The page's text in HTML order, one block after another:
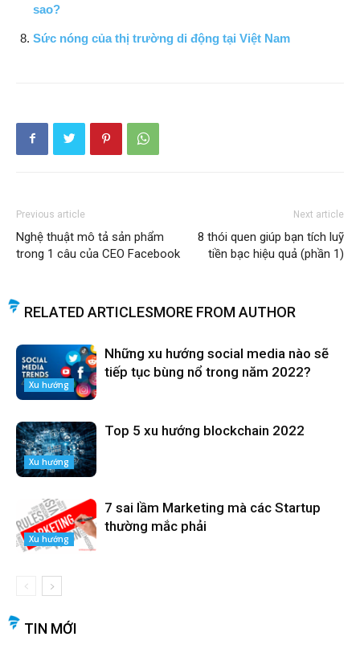
sao?
Sức nóng của thị trường di động tại Việt Nam
Previous article
Nghệ thuật mô tả sản phẩm
trong 1 câu của CEO Facebook
Next article
8 thói quen giúp bạn tích luỹ
tiền bạc hiệu quả (phần 1)
RELATED ARTICLESMORE FROM AUTHOR
Xu hướng
Những xu hướng social media nào sẽ
tiếp tục bùng nổ trong năm 2022?
Xu hướng
Top 5 xu hướng blockchain 2022
Xu hướng
7 sai lầm Marketing mà các Startup
thường mắc phải
TIN MỚI